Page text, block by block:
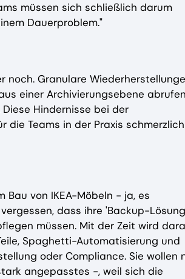
müssen sich schließlich darum
Dauerproblem."
noch. Granulare
einer Archivierungsebene
Hindernisse bei der
Teams in der Praxis schmerzlich
Bau von IKEA-Möbeln - ja, es
dass ihre 'Backup-
müssen. Mit der Zeit wird
Spaghetti-Automatisierung und
oder Compliance. Sie wollen
angepasstes -, weil sich die